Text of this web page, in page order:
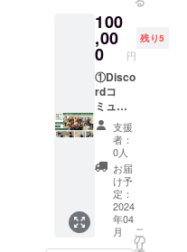
の正式
オープ
ンの時
期に応
じて変
動する
可能性
がござ
いま
す。 “地
方複業
コミュ
ティ”の
立ち上
げに最
初から
時間に
してく
ださ
い。 お
選びい
ただけ
るリ
ターン
にご協
力いた
だく複
業実践
者は計
10人、
以下の
URLを
「クラ
ウド
ファン
ディン
グのや
り方を
教えて
欲し
い」な
どスキ
ル自体
を提供
しても
もらう
のも良
し、あ
顔を合
わせる
こと
で、よ
り深い
つなが
りと共
有体
験、意
見交換
などの
機会を
得るこ
とがで
きま
す。 田
んの時
間を2時
間、あ
なたの
ために
使えま
す。ビ
ジネス
アドバ
イスや
プライ
ベート
な話ま
で、あ
なたの
ニーズ
100
,00
0 円
残り5
①Disco
rdコ
ミュニ
ティへ
の参加
②関東
で開催
される
リアル
イベン
トに参
加 ③今
支援
者：
0人
お届
け予
定：
2024
年04
月
こ
の
リ